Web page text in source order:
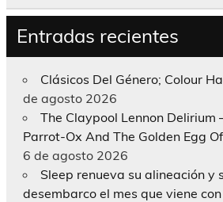
Entradas recientes
Clásicos Del Género; Colour
de agosto 2026
The Claypool Lennon Delirium
Parrot-Ox And The Golden Egg
6 de agosto 2026
Sleep renueva su alineación y
desembarco el mes que viene